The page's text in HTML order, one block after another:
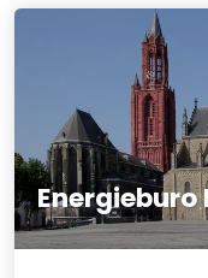
Energieburo